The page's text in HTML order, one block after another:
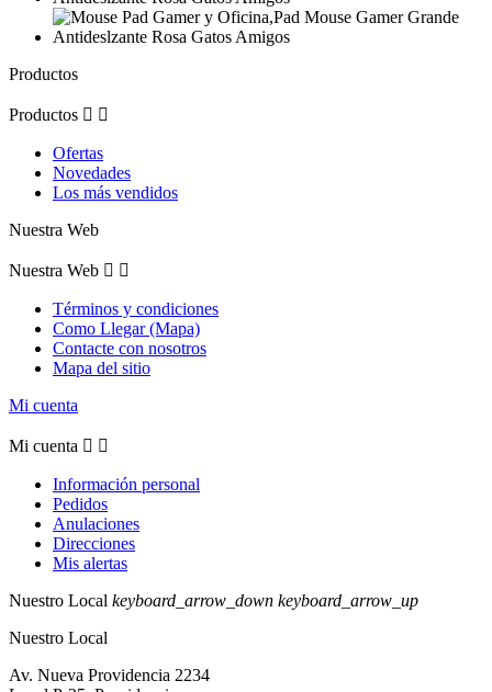
Productos
Productos  
Ofertas
Novedades
Los más vendidos
Nuestra Web
Nuestra Web  
Términos y condiciones
Como Llegar (Mapa)
Contacte con nosotros
Mapa del sitio
Mi cuenta
Mi cuenta  
Información personal
Pedidos
Anulaciones
Direcciones
Mis alertas
Nuestro Local keyboard_arrow_down keyboard_arrow_up
Nuestro Local
Av. Nueva Providencia 2234